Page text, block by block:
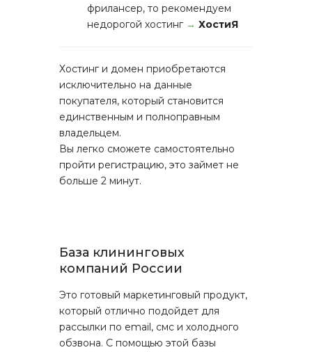
фрилансер, то рекомендуем
недорогой хостинг → ХостиЯ
Хостинг и домен приобретаются
исключительно на данные
покупателя, который становится
единственным и полноправным
владельцем.
Вы легко сможете самостоятельно
пройти регистрацию, это займет не
больше 2 минут.
База клининговых
компаний России
Это готовый маркетинговый продукт,
который отлично подойдет для
рассылки по email, смс и холодного
обзвона. С помощью этой базы